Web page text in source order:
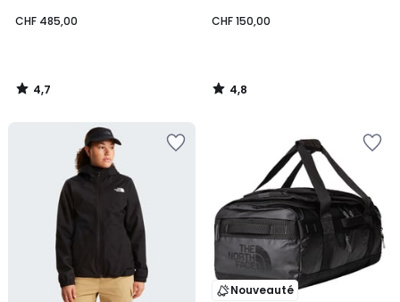
CHF 485,00
4,7
/
CHF 150,00
4,8
/
Nouveauté